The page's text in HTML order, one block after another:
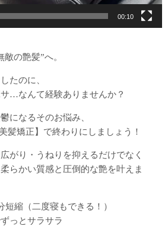
00:10
の艶髪”へ。
たのに、
…なんて経験ありませんか？️
になるそのお悩み、
髪矯正】で終わりにしましょう！
がり・うねりを抑えるだけでなく
らかい質感と圧倒的な艶を叶えま
短縮（二度寝もできる！）
っとサラサラ